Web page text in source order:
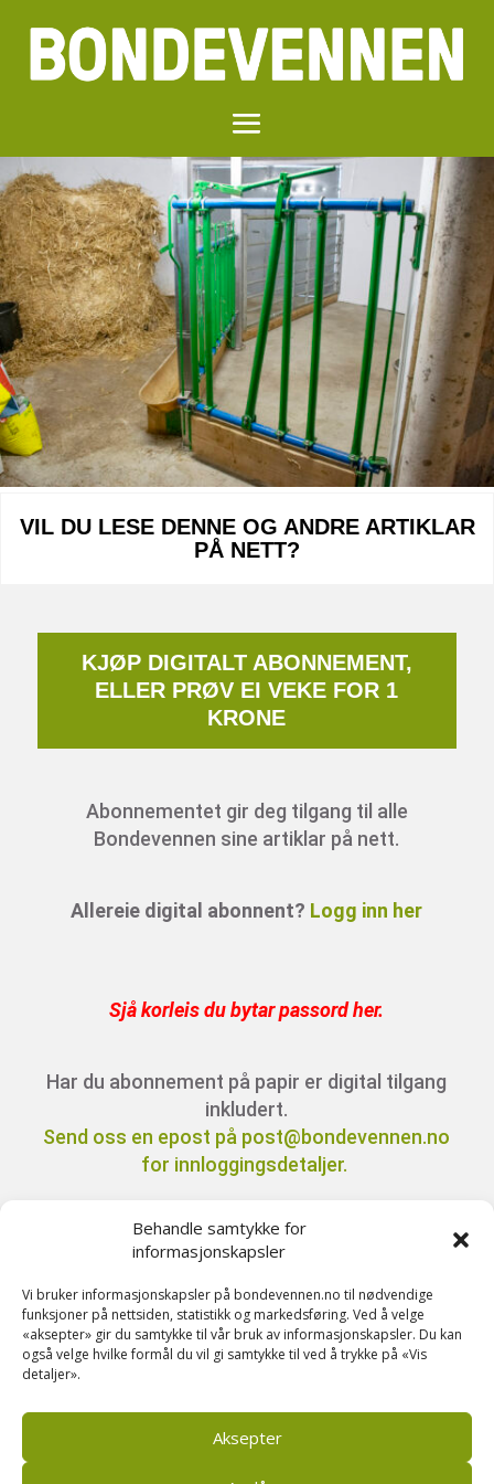
Behandle samtykke for
informasjonskapsler
Vi bruker informasjonskapsler på bondevennen.no til nødvendige
funksjoner på nettsiden, statistikk og markedsføring. Ved å velge
«aksepter» gir du samtykke til vår bruk av informasjonskapsler. Du kan
også velge hvilke formål du vil gi samtykke til ved å trykke på «Vis
detaljer».
Aksepter
VIL DU LESE DENNE OG ANDRE ARTIKLAR
PÅ NETT?
KJØP DIGITALT ABONNEMENT,
ELLER PRØV EI VEKE FOR 1
KRONE
Abonnementet gir deg tilgang til alle
Bondevennen sine artiklar på nett.
Allereie digital abonnent? Logg inn her
Sjå korleis du bytar passord her.
Har du abonnement på papir er digital tilgang
inkludert.
Send oss en epost på post@bondevennen.no
for innloggingsdetaljer.
Har du spørsmål angående abonnement?
Kontakt oss på telefon 51 88 72 61 eller send
ein e-post til
post@bondevennen.no.
Mjølkeku,Storfe